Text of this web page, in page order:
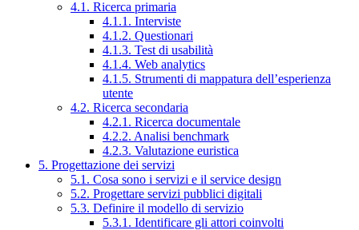
4.1. Ricerca primaria
4.1.1. Interviste
4.1.2. Questionari
4.1.3. Test di usabilità
4.1.4. Web analytics
4.1.5. Strumenti di mappatura dell’esperienza
utente
4.2. Ricerca secondaria
4.2.1. Ricerca documentale
4.2.2. Analisi benchmark
4.2.3. Valutazione euristica
5. Progettazione dei servizi
5.1. Cosa sono i servizi e il service design
5.2. Progettare servizi pubblici digitali
5.3. Definire il modello di servizio
5.3.1. Identificare gli attori coinvolti